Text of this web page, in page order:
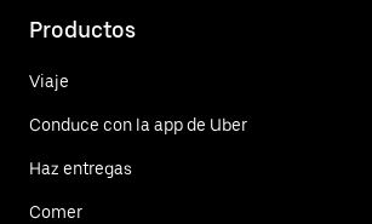
Productos
Viaje
Conduce con la app de Uber
Haz entregas
Comer